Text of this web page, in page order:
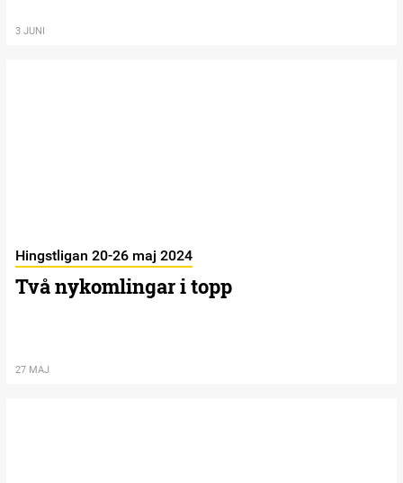
3 JUNI
Hingstligan 20-26 maj 2024
Två nykomlingar i topp
27 MAJ